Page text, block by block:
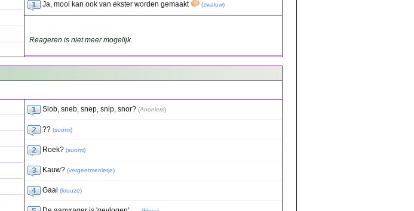
Ja, mooi kan ook van ekster worden gemaakt (zwaluw)
Reageren is niet meer mogelijk.
Slob, sneb, snep, snip, snor? (Anoniem)
?? (suomi)
Roek? (suomi)
Kauw? (vergeetmenietje)
Gaai (kruuze)